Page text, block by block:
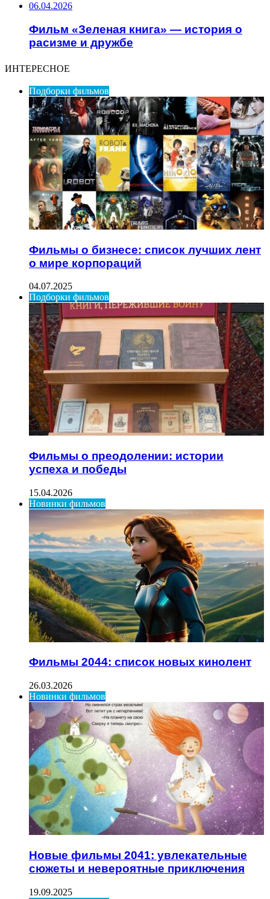
06.04.2026
Фильм «Зеленая книга» — история о
расизме и дружбе
ИНТЕРЕСНОЕ
Подборки фильмов
Фильмы о бизнесе: список лучших лент
о мире корпораций
04.07.2025
Подборки фильмов
Фильмы о преодолении: истории
успеха и победы
15.04.2026
Новинки фильмов
Фильмы 2044: список новых кинолент
26.03.2026
Новинки фильмов
Новые фильмы 2041: увлекательные
сюжеты и невероятные приключения
19.09.2025